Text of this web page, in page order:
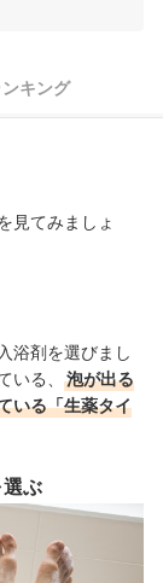
ンキング
見てみましょ
浴剤を選びまし
いる、
泡が出る
いる「生薬タイ
ぶ